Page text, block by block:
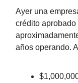
Ayer una
crédito aprobado
años operando.